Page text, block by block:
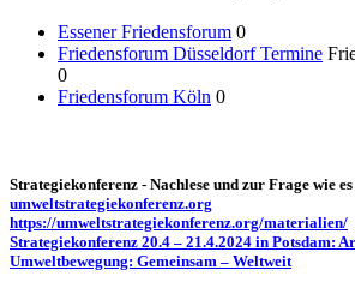
Essener Friedensforum 0
Friedensforum Düsseldorf Termine
0
Friedensforum Köln 0
Strategiekonferenz - Nachlese und zur Frage wie
umweltstrategiekonferenz.org
https://umweltstrategiekonferenz.org/materialien/
Strategiekonferenz 20.4 – 21.4.2024 in Potsdam:
Umweltbewegung: Gemeinsam – Weltweit